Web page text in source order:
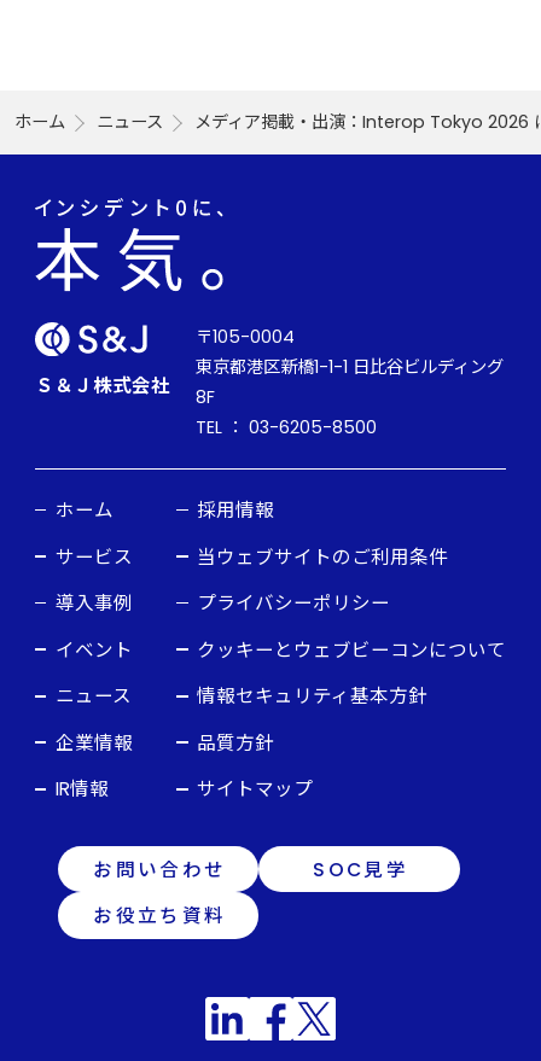
ホーム ニュース メディア掲載・出演：Interop Tokyo 2026
Ｓ＆Ｊ株式会社
〒105-0004
東京都港区新橋1-1-1 日比谷ビルディング
8F
TEL ： 03-6205-8500
ホーム
サービス
導入事例
イベント
ニュース
企業情報
IR情報
採用情報
当ウェブサイトのご利用条件
プライバシーポリシー
クッキーとウェブビーコンについて
情報セキュリティ基本方針
品質方針
サイトマップ
お問い合わせ
SOC見学
お役立ち資料